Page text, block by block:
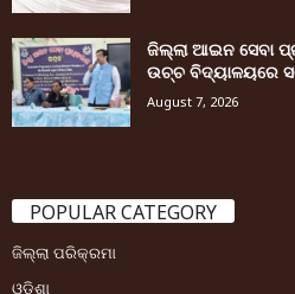
ଜିଲ୍ଲା ଆଇନ ସେବା
ଉଚ୍ଚ ବିଦ୍ୟାଳୟରେ
August 7, 2026
POPULAR CATEGORY
ଜିଲ୍ଲା ପରିକ୍ରମା
ଓଡ଼ିଶା